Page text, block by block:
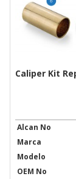
Caliper Kit
Alcan No
Marca
Modelo
OEM No